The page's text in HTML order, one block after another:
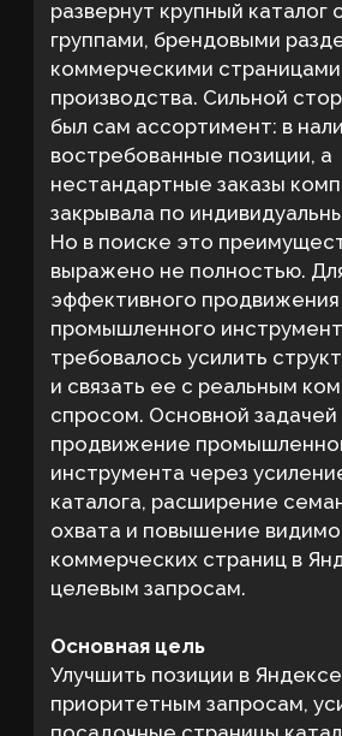
каталога, расширение семантического
охвата и повышение видимости
коммерческих страниц в Яндексе по
целевым запросам.
Основная цель
Улучшить позиции в Яндексе по
приоритетным запросам, усилить
подготовить сайт к стабильному росту
обращений от производственных
компаний. Необходимо было превратить
каталог в полноценный канал привлечения
целевой аудитории. Основной акцент
сделали на развитии коммерческих
запросов и повышении видимости
страниц каталога в результатах поиска.
разобрать спрос по группам
товаров и убрать конкуренцию
страниц внутри каталога
переписать шаблонные Title,
Description и H1 под реальные
коммерческие интенты
подготовить тексты для разделов
каталога так, чтобы они объясняли
ассортимент, наличие и поставку
устранить технические ошибки,
снижали качество посадочных
настроить микроразметку и Open
Graph, чтобы страницы корректнее